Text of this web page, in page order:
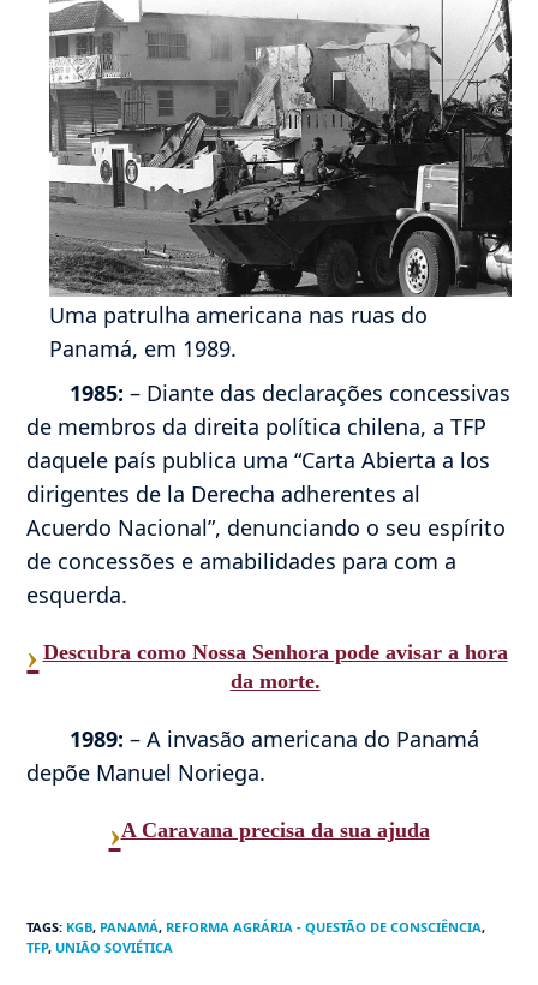
Uma patrulha americana nas ruas do
Panamá, em 1989.
1985: – Diante das declarações concessivas
de membros da direita política chilena, a TFP
daquele país publica uma “Carta Abierta a los
dirigentes de la Derecha adherentes al
Acuerdo Nacional”, denunciando o seu espírito
de concessões e amabilidades para com a
esquerda.
› Descubra como Nossa Senhora pode avisar a hora
da morte.
1989: – A invasão americana do Panamá
depõe Manuel Noriega.
›A Caravana precisa da sua ajuda
TAGS: KGB, PANAMÁ, REFORMA AGRÁRIA - QUESTÃO DE CONSCIÊNCIA,
TFP, UNIÃO SOVIÉTICA